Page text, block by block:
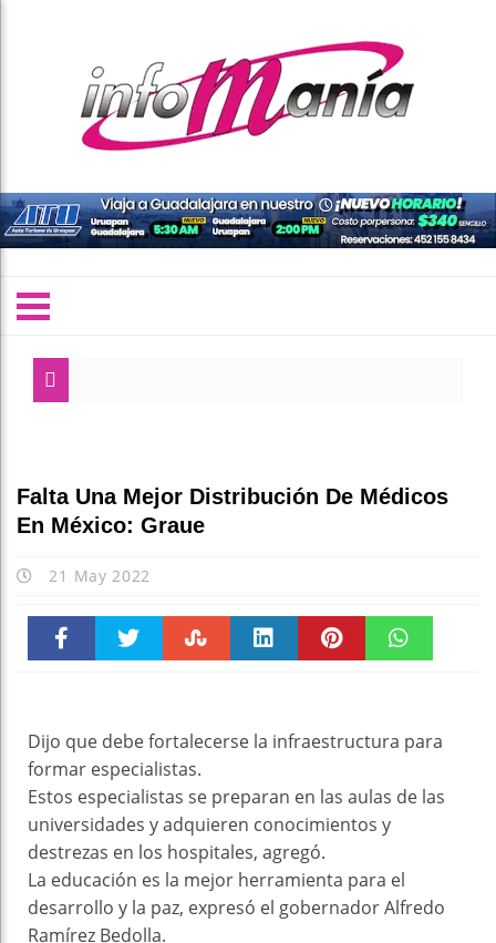
Falta Una Mejor Distribución De Médicos
En México: Graue
21 May 2022
Dijo que debe fortalecerse la infraestructura para
formar especialistas.
Estos especialistas se preparan en las aulas de las
universidades y adquieren conocimientos y
destrezas en los hospitales, agregó.
La educación es la mejor herramienta para el
desarrollo y la paz, expresó el gobernador Alfredo
Ramírez Bedolla.